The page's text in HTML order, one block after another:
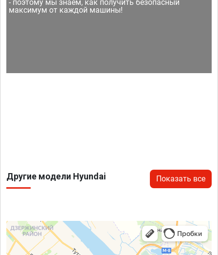
- поэтому мы знаем, как получить безопасный
максимум от каждой машины!
Другие модели Hyundai Показать все